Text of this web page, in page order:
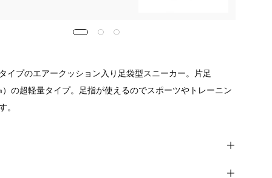
イプのエアークッション入り足袋型スニーカー。片足
の超軽量タイプ。足指が使えるのでスポーツやトレーニン
。